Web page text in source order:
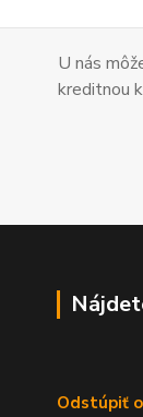
U nás
kreditnou
Odstúpiť